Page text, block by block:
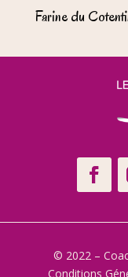
Farine du
© 2022 –
Conditions